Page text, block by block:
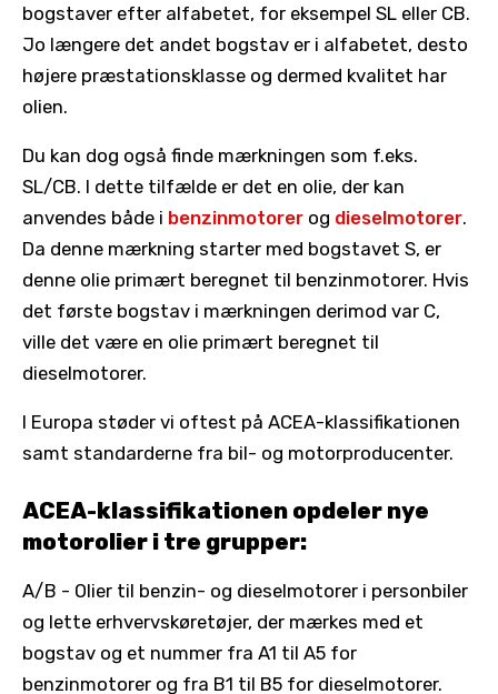
bogstaver efter alfabetet, for eksempel SL eller CB.
Jo længere det andet bogstav er i alfabetet, desto
højere præstationsklasse og dermed kvalitet har
olien.
Du kan dog også finde mærkningen som f.eks.
SL/CB. I dette tilfælde er det en olie, der kan
anvendes både i benzinmotorer og dieselmotorer.
Da denne mærkning starter med bogstavet S, er
denne olie primært beregnet til benzinmotorer. Hvis
det første bogstav i mærkningen derimod var C,
ville det være en olie primært beregnet til
dieselmotorer.
I Europa støder vi oftest på ACEA-klassifikationen
samt standarderne fra bil- og motorproducenter.
ACEA-klassifikationen opdeler nye
motorolier i tre grupper:
A/B - Olier til benzin- og dieselmotorer i personbiler
og lette erhvervskøretøjer, der mærkes med et
bogstav og et nummer fra A1 til A5 for
benzinmotorer og fra B1 til B5 for dieselmotorer.